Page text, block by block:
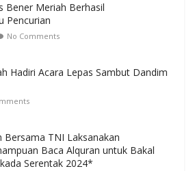
Bener Meriah Berhasil
Pencurian
No Comments
Hadiri Acara Lepas Sambut Dandim
TNI Laksanakan
Baca Alquran untuk Bakal
Serentak 2024*